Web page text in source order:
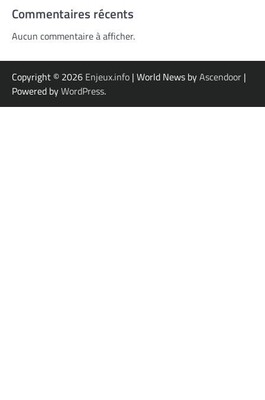
Commentaires récents
Aucun commentaire à afficher.
Copyright © 2026 Enjeux.info | World News byAscendoor |
Powered byWordPress.